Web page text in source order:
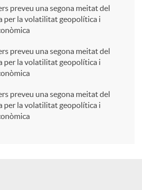
preveu una segona meitat del
per la volatilitat geopolítica i
preveu una segona meitat del
per la volatilitat geopolítica i
preveu una segona meitat del
per la volatilitat geopolítica i